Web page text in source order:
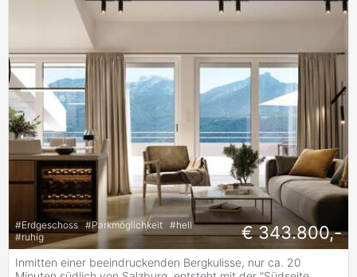
#Erdgeschoss #Parkmöglichkeit #hell
#ruhig € 343.800,-
Inmitten einer beeindruckenden Bergkulisse, nur ca. 20